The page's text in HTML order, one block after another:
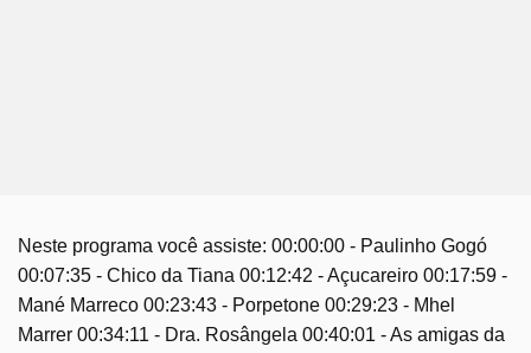
Neste programa você assiste: 00:00:00 - Paulinho Gogó
00:07:35 - Chico da Tiana 00:12:42 - Açucareiro 00:17:59 -
Mané Marreco 00:23:43 - Porpetone 00:29:23 - Mhel
Marrer 00:34:11 - Dra. Rosângela 00:40:01 - As amigas da